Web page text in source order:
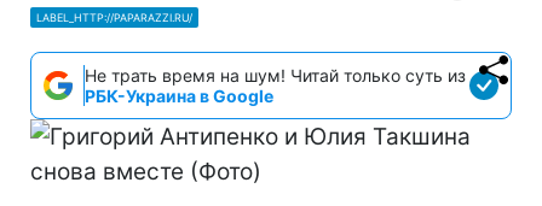
LABEL_HTTP://PAPARAZZI.RU/
Не трать время на шум! Читай только суть из
РБК-Украина в Google